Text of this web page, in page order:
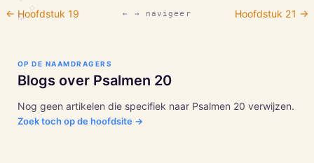
M
← Hoofdstuk 19 ← → navigeer Hoofdstuk 21 →
OP DE NAAMDRAGERS
Blogs over Psalmen 20
Nog geen artikelen die specifiek naar Psalmen 20 verwijzen.
Zoek toch op de hoofdsite →